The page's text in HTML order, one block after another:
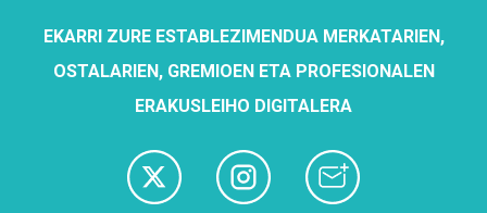
EKARRI ZURE ESTABLEZIMENDUA MERKATARIEN,
OSTALARIEN, GREMIOEN ETA PROFESIONALEN
ERAKUSLEIHO DIGITALERA